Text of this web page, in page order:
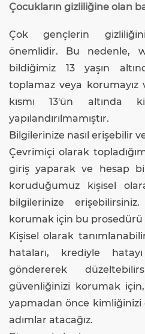
Çocukların gizliliğine olan
Çok gençlerin
önemlidir. Bu nedenle,
bildiğimiz 13 yaşın
toplamaz veya
kısmı 13'ün altında
yapılandırılmamıştır.
Bilgilerinize nasıl erişebilir
Çevrimiçi olarak
giriş yaparak ve hesap
koruduğumuz kişisel
bilgilerinize
korumak için bu prosedürü
Kişisel olarak
hataları, krediyle
göndererek
güvenliğinizi korumak
yapmadan önce
adımlar atacağız.